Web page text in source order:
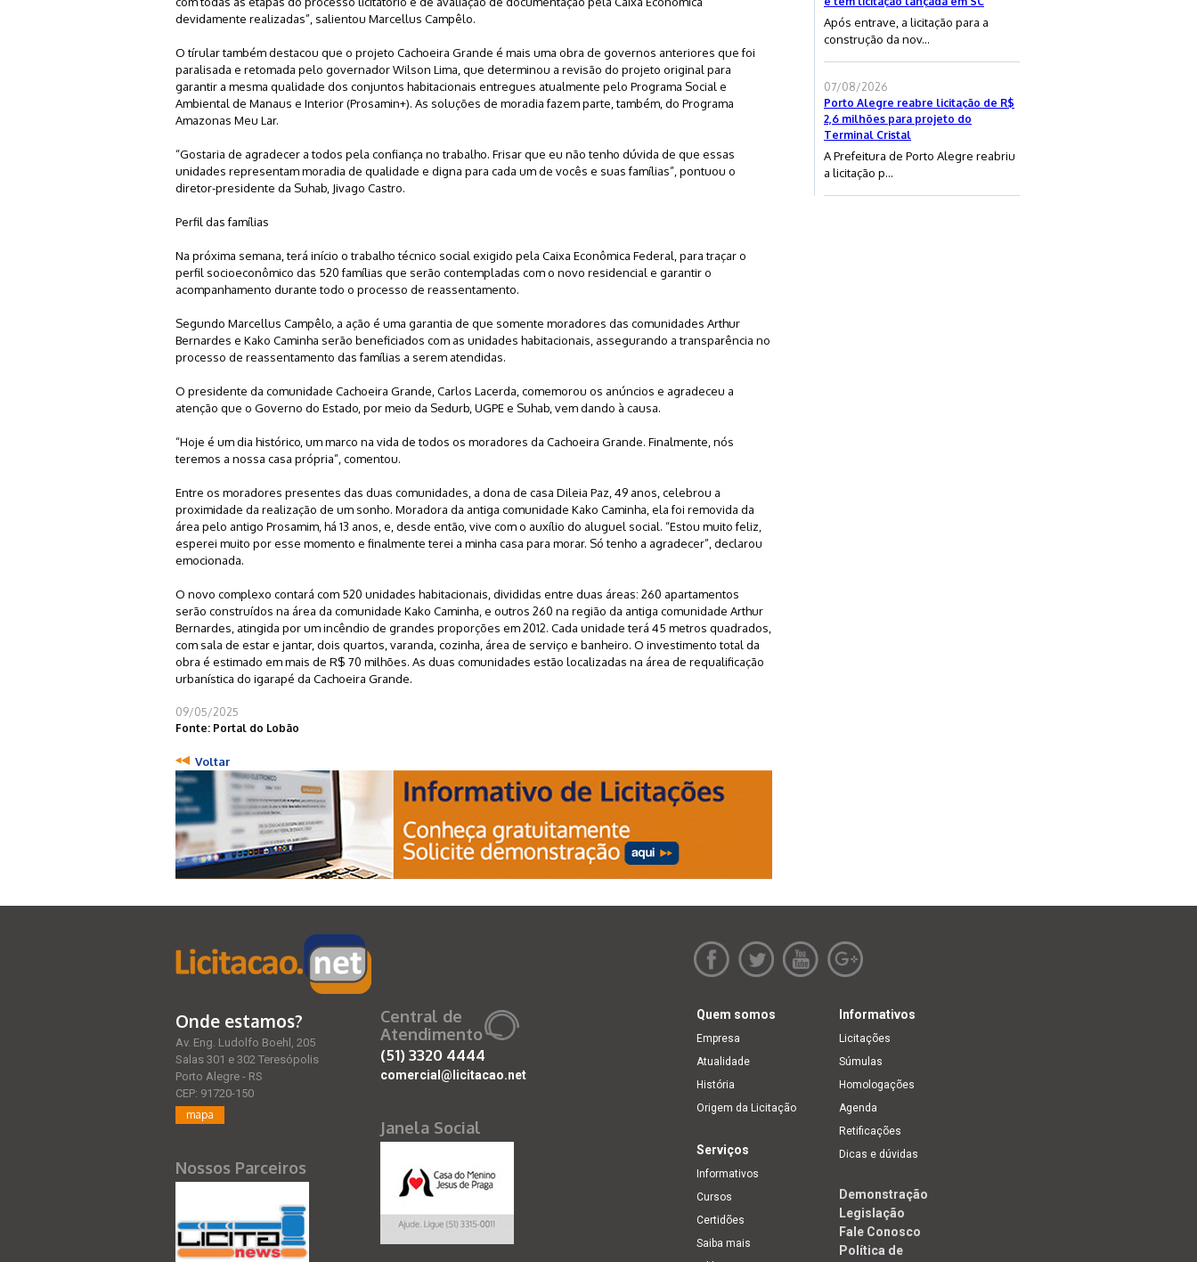
devidamente realizadas”, salientou Marcellus Campêlo.
O tírular também destacou que o projeto Cachoeira Grande é mais uma obra de governos anteriores que foi
paralisada e retomada pelo governador Wilson Lima, que determinou a revisão do projeto original para
garantir a mesma qualidade dos conjuntos habitacionais entregues atualmente pelo Programa Social e
Ambiental de Manaus e Interior (Prosamin+). As soluções de moradia fazem parte, também, do Programa
Amazonas Meu Lar.
“Gostaria de agradecer a todos pela confiança no trabalho. Frisar que eu não tenho dúvida de que essas
unidades representam moradia de qualidade e digna para cada um de vocês e suas famílias”, pontuou o
diretor-presidente da Suhab, Jivago Castro.
Perfil das famílias
Na próxima semana, terá início o trabalho técnico social exigido pela Caixa Econômica Federal, para traçar o
perfil socioeconômico das 520 famílias que serão contempladas com o novo residencial e garantir o
acompanhamento durante todo o processo de reassentamento.
Segundo Marcellus Campêlo, a ação é uma garantia de que somente moradores das comunidades Arthur
Bernardes e Kako Caminha serão beneficiados com as unidades habitacionais, assegurando a transparência no
processo de reassentamento das famílias a serem atendidas.
O presidente da comunidade Cachoeira Grande, Carlos Lacerda, comemorou os anúncios e agradeceu a
atenção que o Governo do Estado, por meio da Sedurb, UGPE e Suhab, vem dando à causa.
“Hoje é um dia histórico, um marco na vida de todos os moradores da Cachoeira Grande. Finalmente, nós
teremos a nossa casa própria”, comentou.
Entre os moradores presentes das duas comunidades, a dona de casa Dileia Paz, 49 anos, celebrou a
proximidade da realização de um sonho. Moradora da antiga comunidade Kako Caminha, ela foi removida da
área pelo antigo Prosamim, há 13 anos, e, desde então, vive com o auxílio do aluguel social. “Estou muito feliz,
esperei muito por esse momento e finalmente terei a minha casa para morar. Só tenho a agradecer”, declarou
emocionada.
O novo complexo contará com 520 unidades habitacionais, divididas entre duas áreas: 260 apartamentos
serão construídos na área da comunidade Kako Caminha, e outros 260 na região da antiga comunidade Arthur
Bernardes, atingida por um incêndio de grandes proporções em 2012. Cada unidade terá 45 metros quadrados,
com sala de estar e jantar, dois quartos, varanda, cozinha, área de serviço e banheiro. O investimento total da
obra é estimado em mais de R$ 70 milhões. As duas comunidades estão localizadas na área de requalificação
urbanística do igarapé da Cachoeira Grande.
09/05/2025
Fonte: Portal do Lobão
Voltar
Após entrave, a licitação para a
construção da nov...
07/08/2026
Porto Alegre reabre licitação de R$
2,6 milhões para projeto do
Terminal Cristal
A Prefeitura de Porto Alegre reabriu
a licitação p...
Onde estamos?
Av. Eng. Ludolfo Boehl, 205
Salas 301 e 302 Teresópolis
Porto Alegre - RS
CEP: 91720-150
mapa
Nossos Parceiros
Central de
Atendimento
(51)3320 4444
comercial@licitacao.net
Janela Social
Quem somos
Empresa
Atualidade
História
Origem da Licitação
Informativos
Licitações
Súmulas
Homologações
Agenda
Retificações
Dicas e dúvidas
Serviços
Informativos
Cursos
Certidões
Saiba mais
Demonstração
Legislação
Fale Conosco
Política de